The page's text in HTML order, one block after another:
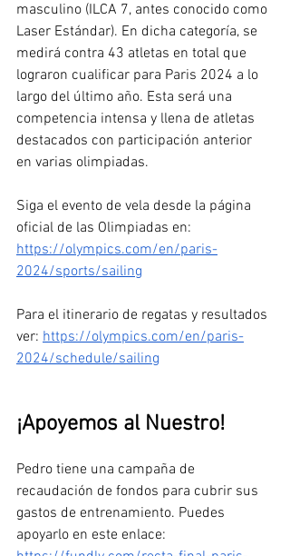
masculino (ILCA 7, antes conocido como
Laser Estándar). En dicha categoría, se
medirá contra 43 atletas en total que
lograron cualificar para Paris 2024 a lo
largo del último año. Esta será una
competencia intensa y llena de atletas
destacados con participación anterior
en varias olimpiadas.
Siga el evento de vela desde la página
oficial de las Olimpiadas en:
https://olympics.com/en/paris-
2024/sports/sailing
Para el itinerario de regatas y resultados
ver: https://olympics.com/en/paris-
2024/schedule/sailing
¡Apoyemos al Nuestro!
Pedro tiene una campaña de
recaudación de fondos para cubrir sus
gastos de entrenamiento. Puedes
apoyarlo en este enlace: